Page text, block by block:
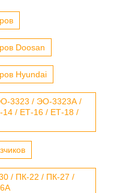
Doosan
Hyundai
3323 / ЭО-3323А /
/ ЕТ-16 / ЕТ-18 /
/ ПК-22 / ПК-27 /